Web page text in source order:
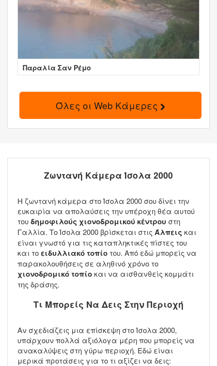
Παραλία Σαν Ρέμο
Όλες οι Web Κάμερες
Ζωντανή Κάμερα Ίσολα 2000
Η ζωντανή κάμερα στο Ίσολα 2000 σου δίνει την
ευκαιρία να απολαύσεις την υπέροχη θέα αυτού
τουδημοφιλούς χιονοδρομικού κέντρου στη
Γαλλία. Το Ίσολα 2000 βρίσκεται στις Άλπεις και
είναι γνωστό για τις καταπληκτικές πίστες του
και το ειδυλλιακό τοπίο του. Από εδώ μπορείς να
παρακολουθήσεις σε αληθινό χρόνο το
χιονοδρομικό τοπίοκαι να αισθανθείς κομμάτι
της δράσης.
Τι Μπορείς Να Δεις Στην Περιοχή
Αν σχεδιάζεις μια επίσκεψη στο Ίσολα 2000,
υπάρχουν πολλά αξιόλογα μέρη που μπορείς να
ανακαλύψεις στη γύρω περιοχή. Εδώ είναι
μερικά προτάσεις για το τι αξίζει να δεις: